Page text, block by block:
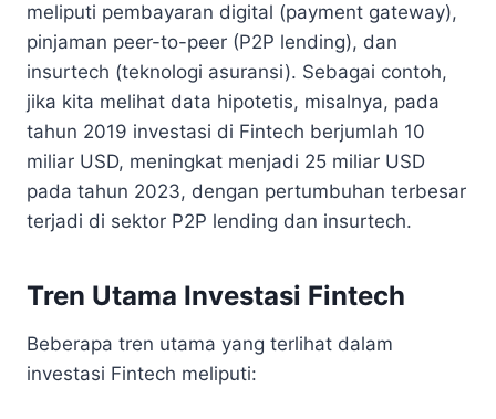
meliputi pembayaran digital (payment gateway),
pinjaman peer-to-peer (P2P lending), dan
insurtech (teknologi asuransi). Sebagai contoh,
jika kita melihat data hipotetis, misalnya, pada
tahun 2019 investasi di Fintech berjumlah 10
miliar USD, meningkat menjadi 25 miliar USD
pada tahun 2023, dengan pertumbuhan terbesar
terjadi di sektor P2P lending dan insurtech.
Tren Utama Investasi Fintech
Beberapa tren utama yang terlihat dalam
investasi Fintech meliputi: